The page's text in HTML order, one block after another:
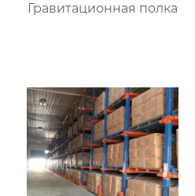
Гравитационная полка